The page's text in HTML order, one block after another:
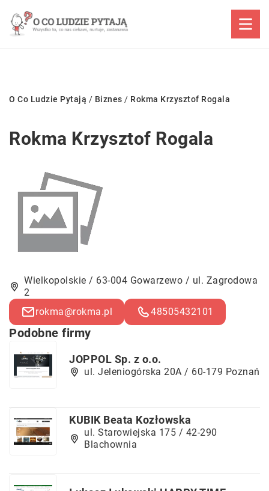
O Co Ludzie Pytają / Biznes / Rokma Krzysztof Rogala
Rokma Krzysztof Rogala
Wielkopolskie / 63-004 Gowarzewo / ul. Zagrodowa
2
rokma@rokma.pl
48505432101
Podobne firmy
JOPPOL Sp. z o.o.
ul. Jeleniogórska 20A / 60-179 Poznań
KUBIK Beata Kozłowska
ul. Starowiejska 175 / 42-290
Blachownia